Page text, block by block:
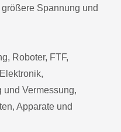
Spannung und
Roboter, FTF,
und Vermessung,
Apparate und